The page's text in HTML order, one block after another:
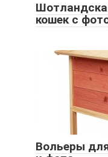
кошек с
Вольеры